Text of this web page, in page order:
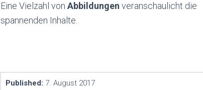
Eine Vielzahl von Abbildungen veranschaulicht die
spannenden Inhalte.
Published: 7. August 2017